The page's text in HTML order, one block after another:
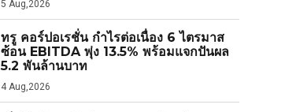
5 Aug,2026
ทรู คอร์ปอเรชั่น กำไรต่อเนื่อง 6 ไตรมาส
ซ้อน EBITDA พุ่ง 13.5% พร้อมแจกปันผล
5.2 พันล้านบาท
4 Aug,2026